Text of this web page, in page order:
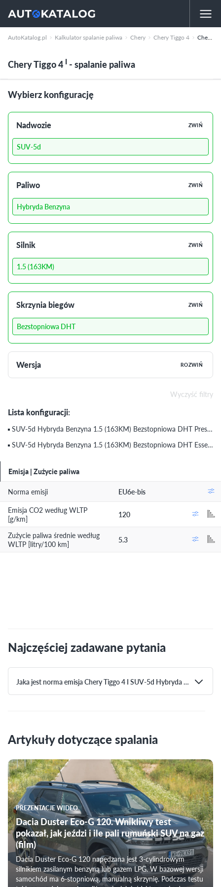
AutoKatalog.pl Kalkulator spalanie paliwa Chery Chery Tiggo 4 Chery Tiggo 4
Chery Tiggo 4 I - spalanie paliwa
Wybierz konfigurację
Nadwozie ZWIŃ
SUV-5d
Paliwo ZWIŃ
Hybryda Benzyna
Silnik ZWIŃ
1.5 (163KM)
Skrzynia biegów ZWIŃ
Bezstopniowa DHT
Wersja ROZWIŃ
Wyczyść filtry
Lista konfiguracji:
SUV-5d Hybryda Benzyna 1.5 (163KM) Bezstopniowa DHT Prestige (2025)
SUV-5d Hybryda Benzyna 1.5 (163KM) Bezstopniowa DHT Essential (2025)
Emisja | Zużycie paliwa
Norma emisji
EU6e-bis
Emisja CO2 według WLTP
[g/km]
120
Zużycie paliwa średnie według
WLTP [litry/100 km]
5.3
Najczęściej zadawane pytania
Jaka jest norma emisja Chery Tiggo 4 I SUV-5d Hybryda Benzyna 1.5 (163KM) Bezstopniowa DHT?
5d Hybryda Benzyna 1.5 (163KM) Bezstopniowa DHT
posiada normęEU6e-bis.
Artykuły dotyczące spalania
PREZENTACJE WIDEO
Dacia Duster Eco-G 120. Wnikliwy test
pokazał, jak jeździ i ile pali rumuński SUV na gaz
(film)
Dacia Duster Eco-G 120 napędzana jest 3-cylindrowym
silnikiem zasilanym benzyną lub gazem LPG. W bazowej wersji
samochód ma 6-stopniową, manualną skrzynię. Podczas testu